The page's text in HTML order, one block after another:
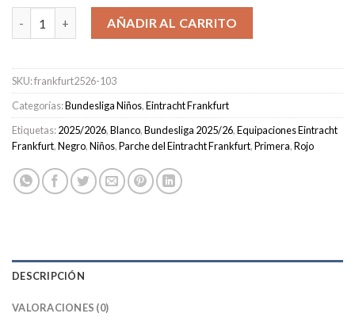
Camiseta Eintracht Frankfurt Primera Equipación Niños 2025/
AÑADIR AL CARRITO
SKU:frankfurt2526-103
Categorías:Bundesliga Niños,Eintracht Frankfurt
Etiquetas:2025/2026,Blanco,Bundesliga 2025/26,Equipaciones Eintracht
Frankfurt,Negro,Niños,Parche del Eintracht Frankfurt,Primera,Rojo
DESCRIPCIÓN
VALORACIONES (0)